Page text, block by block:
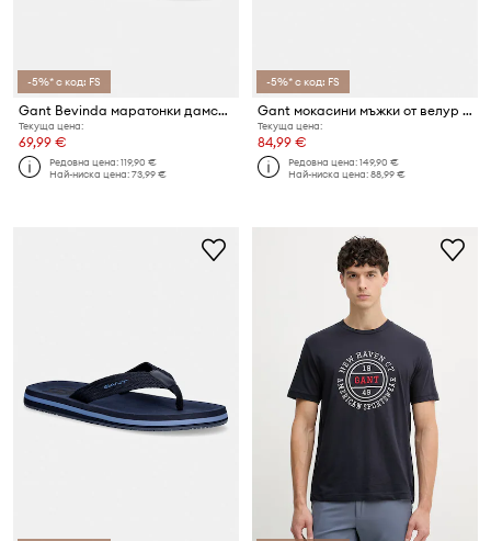
-5%* с код: FS
Gant Bevinda маратонки дамски
Текуща цена:
69,99 €
Редовна цена:119,90 €
Най-ниска цена:73,99 €
-5%* с код: FS
Gant мокасини мъжки от велур Yardport
Текуща цена:
84,99 €
Редовна цена:149,90 €
Най-ниска цена:88,99 €